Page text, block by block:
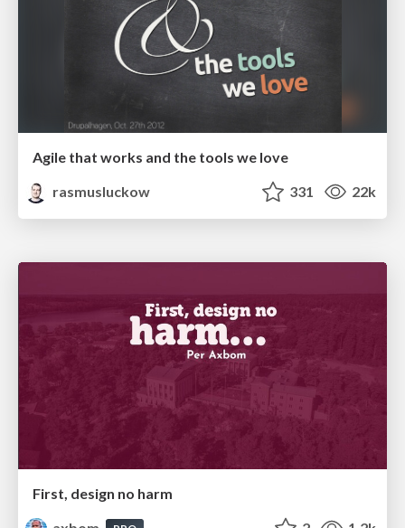
Agile that works and the tools we love
rasmusluckow
331 22k
First, design no harm